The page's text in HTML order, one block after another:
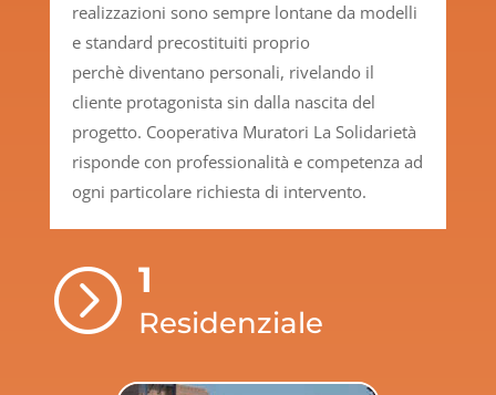
realizzazioni sono sempre lontane da modelli
e standard precostituiti proprio
perchè diventano personali, rivelando il
cliente protagonista sin dalla nascita del
progetto. Cooperativa Muratori La Solidarietà
risponde con professionalità e competenza ad
ogni particolare richiesta di intervento.
= 1
Residenziale